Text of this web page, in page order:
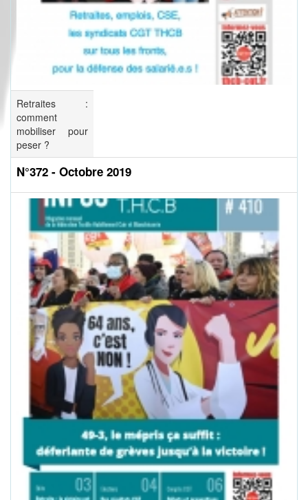
Retraites :
comment
mobiliser pour
peser ?
N°372 - Octobre 2019